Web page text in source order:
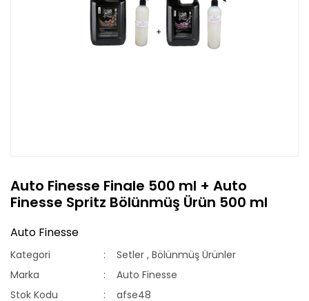
Auto Finesse Finale 500 ml + Auto
Finesse Spritz Bölünmüş Ürün 500 ml
Auto Finesse
Kategori Setler ,Bölünmüş Ürünler
Marka
Auto Finesse
Stok Kodu
afse48